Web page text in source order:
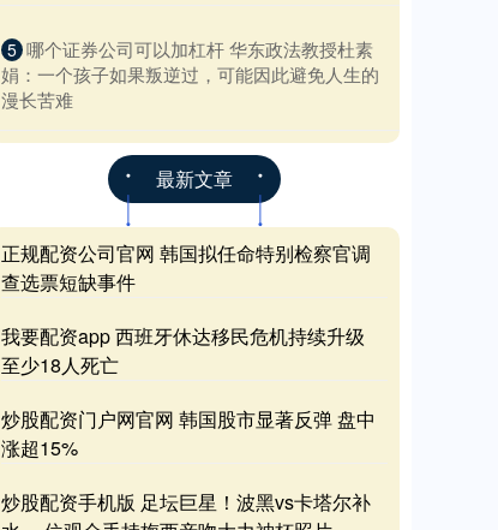
5 ​哪个证券公司可以加杠杆 华东政法教授杜素
娟：一个孩子如果叛逆过，可能因此避免人生的
漫长苦难
最新文章
正规配资公司官网 韩国拟任命特别检察官调
查选票短缺事件
我要配资app 西班牙休达移民危机持续升级
至少18人死亡
炒股配资门户网官网 韩国股市显著反弹 盘中
涨超15%
炒股配资手机版 足坛巨星！波黑vs卡塔尔补